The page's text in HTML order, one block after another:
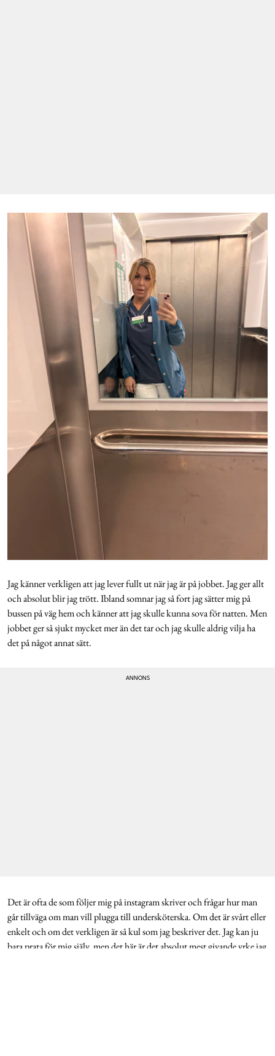
Jag känner verkligen att jag lever fullt ut när jag är på jobbet. Jag ger allt
och absolut blir jag trött. Ibland somnar jag så fort jag sätter mig på
bussen på väg hem och känner att jag skulle kunna sova för natten. Men
jobbet ger så sjukt mycket mer än det tar och jag skulle aldrig vilja ha
det på något annat sätt.
Det är ofta de som följer mig på instagram skriver och frågar hur man
går tillväga om man vill plugga till undersköterska. Om det är svårt eller
enkelt och om det verkligen är så kul som jag beskriver det. Jag kan ju
bara prata för mig själv, men det här är det absolut mest givande yrke jag